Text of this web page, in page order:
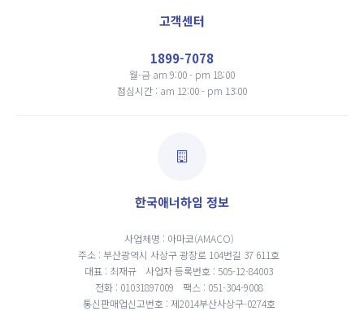
고객센터
1899-7078
월-금 am 9:00 - pm 18:00
점심시간 : am 12:00 - pm 13:00
한국애너하임 정보
사업체명 : 아마코(AMACO)
주소 : 부산광역시 사상구 광장로 104번길 37 611호
대표 : 최재규
사업자 등록번호 : 505-12-84003
전화 : 01031897009
팩스 : 051-304-9008
통신판매업신고번호 : 제2014부산사상구-0274호